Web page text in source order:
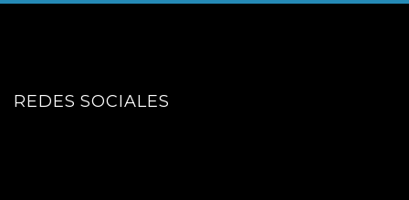
REDES SOCIALES